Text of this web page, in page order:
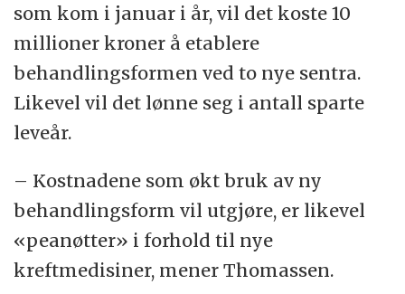
som kom i januar i år, vil det koste 10
millioner kroner å etablere
behandlingsformen ved to nye sentra.
Likevel vil det lønne seg i antall sparte
leveår.
– Kostnadene som økt bruk av ny
behandlingsform vil utgjøre, er likevel
«peanøtter» i forhold til nye
kreftmedisiner, mener Thomassen.